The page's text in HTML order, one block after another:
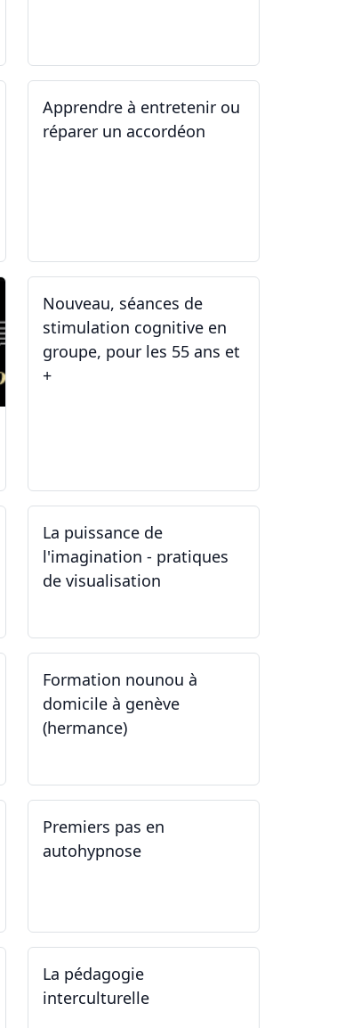
Apprendre à entretenir ou
réparer un accordéon
Nouveau, séances de
stimulation cognitive en
groupe, pour les 55 ans et
+
La puissance de
l'imagination - pratiques
de visualisation
Formation nounou à
domicile à genève
(hermance)
Premiers pas en
autohypnose
La pédagogie
interculturelle